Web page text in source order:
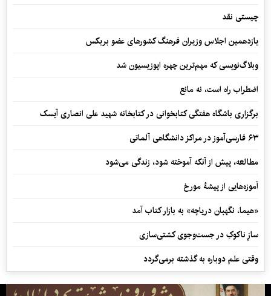
چیستی نقد
یازدهمین اجلاس وزیران فرهنگ کشورهای عضو بریکس
وبلاگ‌نویسی که مهم‌ترین چهره اپوزیسیون شد
اضطراب راه است، نه مانع
برگزاری باشگاه هفتگی کتابخوانی در کتابخانه شهید علی انصاری آیسک
۶۳ فارسی‌آموز در مراکز دانشگاهی آلماتی
مطالعه، پیش از آنکه آموخته شود، زندگی می‌شود
آموزه‌هایی از پیشۀ مورخ
«هیما، نگهبان دریاچه» به بازار کتاب آمد
سازِ ناکوکِ در جست‌وجوی کشتی‌سازی
وقتی علم دوباره به گذشته برمی‌گردد